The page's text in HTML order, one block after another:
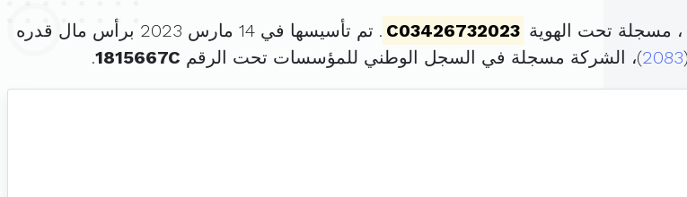
مسجلة تحت الهوية C03426732023 . تم تأسيسها في 14 مارس 2023 برأس مال قدره
2083)، الشركة مسجلة في السجل الوطني للمؤسسات تحت الرقم 1815667C
.